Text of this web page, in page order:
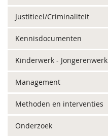
Justitieel/Criminaliteit
Kennisdocumenten
Kinderwerk - Jongerenwerk
Management
Methoden en interventies
Onderzoek